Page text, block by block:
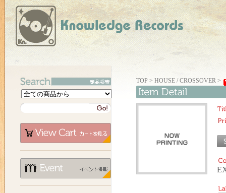
TOP > HOUSE / CROSSOVER >